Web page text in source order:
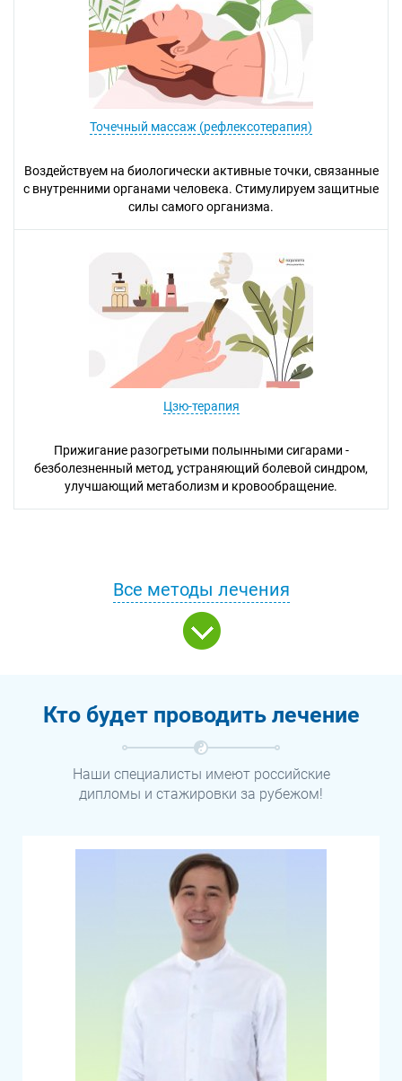
Точечный массаж (рефлексотерапия)
Воздействуем на биологически активные точки, связанные
с внутренними органами человека. Стимулируем защитные
силы самого организма.
Цзю-терапия
Прижигание разогретыми полынными сигарами -
безболезненный метод, устраняющий болевой синдром,
улучшающий метаболизм и кровообращение.
Все методы лечения
Кто будет проводить лечение
Наши специалисты имеют российские
дипломы и стажировки за рубежом!